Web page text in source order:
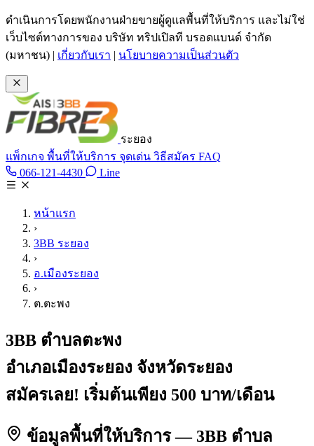
ข้ามไปเนื้อหาหลัก
ดำเนินการโดยพนักงานฝ่ายขายผู้ดูแลพื้นที่ให้บริการ และไม่ใช่
เว็บไซต์ทางการของ บริษัท ทริปเปิลที บรอดแบนด์ จำกัด
(มหาชน) | เกี่ยวกับเรา | นโยบายความเป็นส่วนตัว
ระยอง
แพ็กเกจ พื้นที่ให้บริการ จุดเด่น วิธีสมัคร FAQ
066-121-4430 โทร 066-121-4430
LineLine @tan3bb
หน้าแรก
›
3BB ระยอง
›
อ.เมืองระยอง
›
ต.ตะพง
3BB ตำบลตะพง
อำเภอเมืองระยอง จังหวัดระยอง
สมัครเลย! เริ่มต้นเพียง 500 บาท/เดือน
ข้อมูลพื้นที่ให้บริการ — 3BB ตำบล